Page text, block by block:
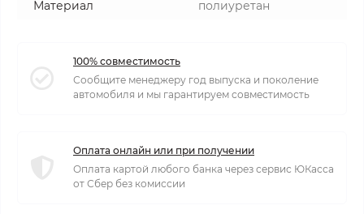
Материал
полиуретан
100% совместимость
Сообщите менеджеру год выпуска и поколение
автомобиля и мы гарантируем совместимость
Оплата онлайн или при получении
Оплата картой любого банка через сервис ЮКасса
от Сбер без комиссии